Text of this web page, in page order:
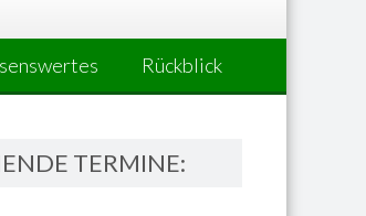
Rückblick
TERMINE: